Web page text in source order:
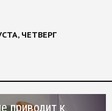
ЧЕТВЕРГ
приводит к